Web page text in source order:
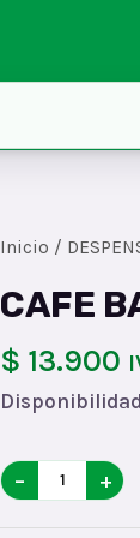
Inicio /
CAFE
$ 13.900
CAFE
BASTIYAx50x24
− +